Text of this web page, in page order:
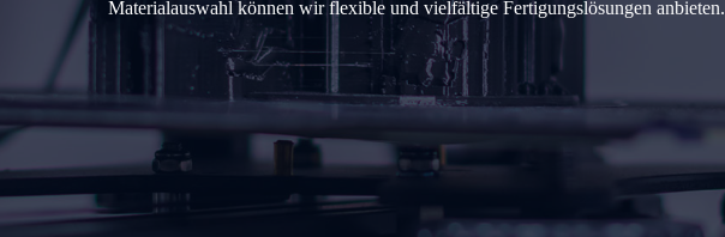
Materialauswahl können wir flexible und vielfältige Fertigungslösungen anbieten.